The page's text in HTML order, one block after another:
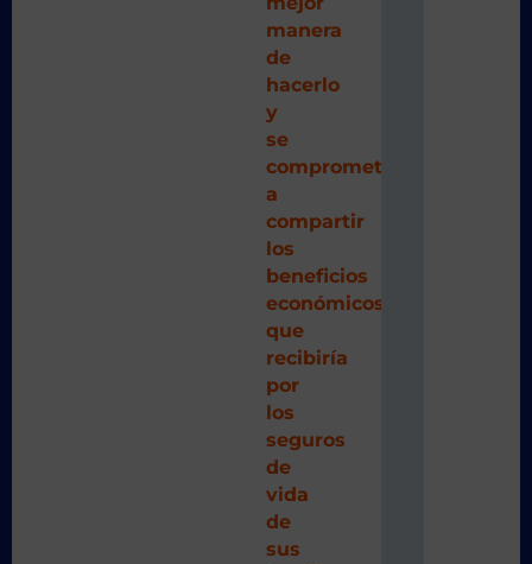
manera
de
hacerlo
y
se
comprometía
a
compartir
los
beneficios
económicos
que
recibiría
por
los
seguros
de
vida
de
sus